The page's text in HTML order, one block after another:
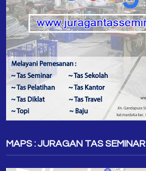
MAPS : JURAGAN TAS SEMINAR